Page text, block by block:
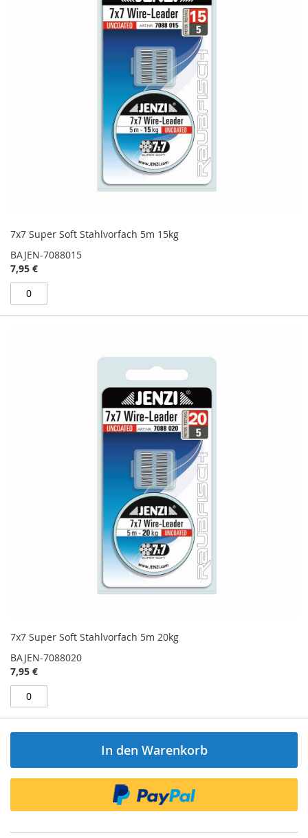
7x7 Super Soft Stahlvorfach 5m 15kg
BAJEN-7088015
7,95 €
7x7 Super Soft Stahlvorfach 5m 20kg
BAJEN-7088020
7,95 €
In den Warenkorb